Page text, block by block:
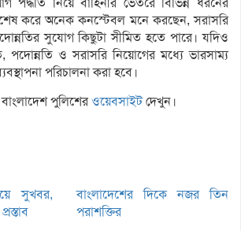
করে অনেক কনস্টেবল মনে করছেন, সরাসরি
সুযোগ কিছুটা সীমিত হতে পারে। যদিও
পদোন্নতি ও সরাসরি নিয়োগের মধ্যে ভারসাম্য
পরিচালনা করা হবে।
পুলিশেরওয়েবসাইটদেখুন।
সুখবর,
বাংলাদেশের দিকে নজর তিন
পরাশক্তির